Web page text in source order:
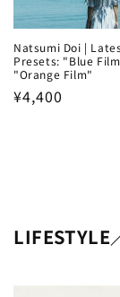
Natsumi Doi |
Presets: "Blue
"Orange Film"
Regular
¥4,400
LIFESTYLE